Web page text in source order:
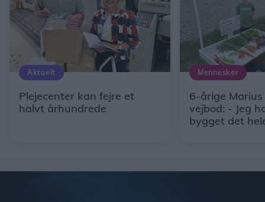
Aktuelt
Plejecenter kan fejre et
halvt århundrede
Mennesker
6-årige
vejbod: - Jeg
bygget det